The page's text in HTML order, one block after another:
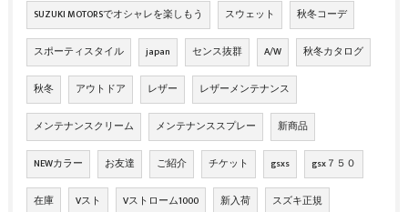
SUZUKI MOTORSでオシャレを楽しもう スウェット 秋冬コーデ
スポーティスタイル japan センス抜群 A/W 秋冬カタログ
秋冬 アウトドア レザー レザーメンテナンス
メンテナンスクリーム メンテナンススプレー 新商品
NEWカラー お友達 ご紹介 チケット gsxs gsx７５０
在庫 Vスト Vストローム1000 新入荷 スズキ正規